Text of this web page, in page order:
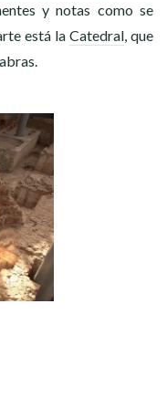
y notas como se
está la Catedral, que